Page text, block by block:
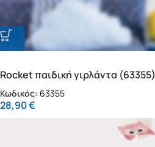
Rocket παιδική γιρλάντα (63355)
Κωδικός: 63355
28,90€